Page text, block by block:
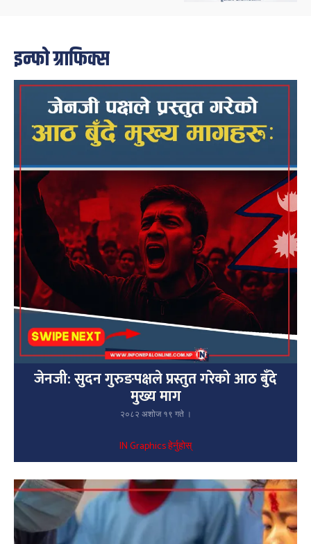
इन्फो ग्राफिक्स
जेनजी: सुदन गुरुङपक्षले प्रस्तुत गरेको आठ बुँदे
मुख्य माग
२०८२ अशोज १९ गते ।
IN Graphics हेर्नुहोस्